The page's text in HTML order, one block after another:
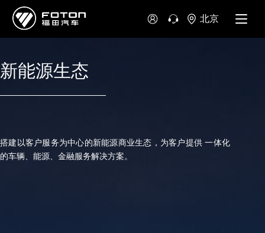
北京
新能源生态
搭建以客户服务为中心的新能源商业生态，为客户提供 一体化
的车辆、能源、金融服务解决方案。